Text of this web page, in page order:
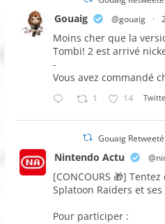
Gouaig @gouaig ·
Moins cher que la
Tombi! 2 est arrivé
-
Vous avez commandé
1 14
Gouaig Retweeté
Nintendo Actu
[CONCOURS 🎁]
Splatoon Raiders et ses
Pour participer :